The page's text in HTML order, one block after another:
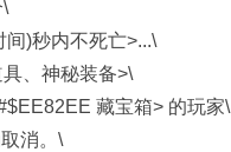
\
)秒内不死亡>...\
、神秘装备>\
藏宝箱> 的玩家\
消。\